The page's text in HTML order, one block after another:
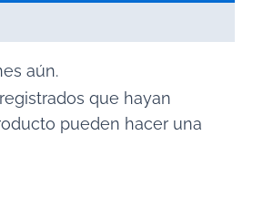
aún.
que hayan
pueden hacer una